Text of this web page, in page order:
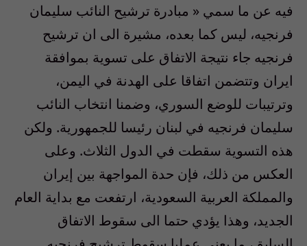
فيه عن ما سمي « مبادرة ترشيح النائب سليمان
فرنجيه، ليس كما بعده، مشيرة الى ان ترشيح
فرنجيه جاء نتيجة الاتفاق على تسوية بموافقة
ايران وتتضمن اتفاقا على الهدنة في اليمن،
وترتيبات للوضع السوري، وضمنا انتخاب النائب
سليمان فرنجيه في لبنان رئيسا للجمهورية. ولكن
هذه التسوية سقطت في الدول الثلاث. وعلى
العكس من ذلك، فإن حدة المواجهة بين إيران
والمملكة العربية السعودية، ارتفعت مع بداية العام
الجديد، وهذا يؤدي حتما الى سقوط الاتفاق